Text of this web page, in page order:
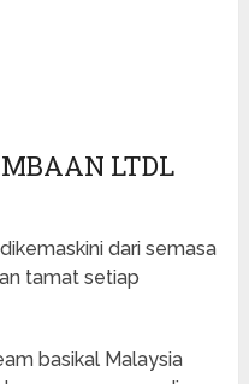
LTDL
dari semasa
tamat setiap
basikal Malaysia